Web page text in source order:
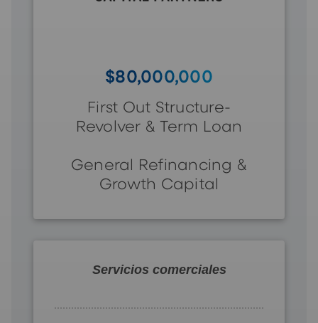
$80,000,000
First Out Structure-
Revolver & Term Loan
General Refinancing &
Growth Capital
Servicios comerciales